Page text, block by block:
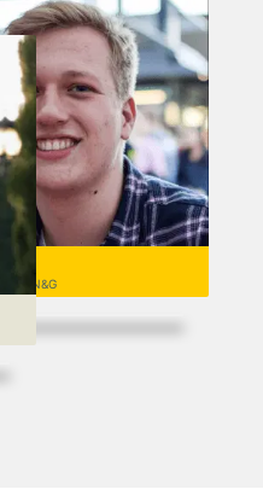
N&T/N&G